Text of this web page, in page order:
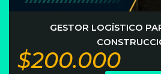
GESTOR LOGÍSTICO
$200.000